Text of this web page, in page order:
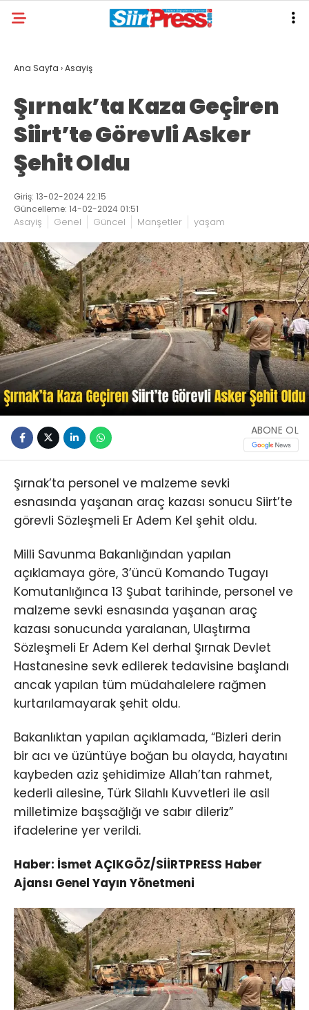
Ana Sayfa ›Asayiş
Şırnak’ta Kaza Geçiren
Siirt’te Görevli Asker
Şehit Oldu
Giriş: 13-02-2024 22:15
Güncelleme: 14-02-2024 01:51
Asayiş Genel Güncel Manşetler yaşam
ABONE OL
Şırnak’ta personel ve malzeme sevki
esnasında yaşanan araç kazası sonucu Siirt’te
görevli Sözleşmeli Er Adem Kel şehit oldu.
Milli Savunma Bakanlığından yapılan
açıklamaya göre, 3’üncü Komando Tugayı
Komutanlığınca 13 Şubat tarihinde, personel ve
malzeme sevki esnasında yaşanan araç
kazası sonucunda yaralanan, Ulaştırma
Sözleşmeli Er Adem Kel derhal Şırnak Devlet
Hastanesine sevk edilerek tedavisine başlandı
ancak yapılan tüm müdahalelere rağmen
kurtarılamayarak şehit oldu.
Bakanlıktan yapılan açıklamada, “Bizleri derin
bir acı ve üzüntüye boğan bu olayda, hayatını
kaybeden aziz şehidimize Allah’tan rahmet,
kederli ailesine, Türk Silahlı Kuvvetleri ile asil
milletimize başsağlığı ve sabır dileriz”
ifadelerine yer verildi.
Haber: İsmet AÇIKGÖZ/SİİRTPRESS Haber
Ajansı Genel Yayın Yönetmeni